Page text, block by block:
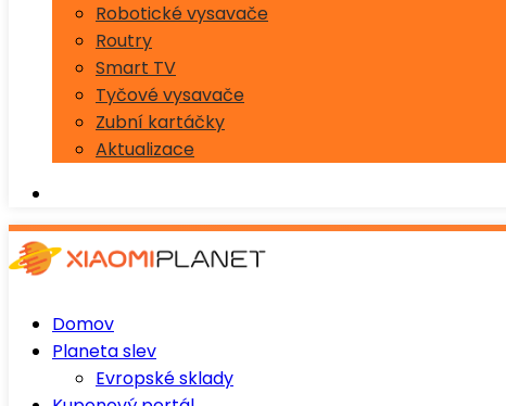
Robotické vysavače
Routry
Smart TV
Tyčové vysavače
Zubní kartáčky
Aktualizace
Domov
Planeta slev
Evropské sklady